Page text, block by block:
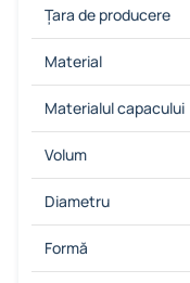
Țara de producere
Material
Materialul capacului
Volum
Diametru
Formă